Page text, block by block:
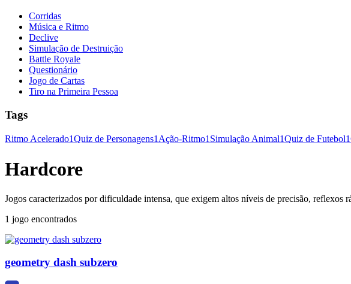
Corridas
Música e Ritmo
Declive
Simulação de Destruição
Battle Royale
Questionário
Jogo de Cartas
Tiro na Primeira Pessoa
Tags
Ritmo Acelerado1Quiz de Personagens1 Ação-Ritmo1 Simulação Animal1Quiz de Futebol1
Hardcore
Jogos caracterizados por dificuldade intensa, que exigem altos níveis de precisão, reflexos
1 jogo encontrados
geometry dash subzero